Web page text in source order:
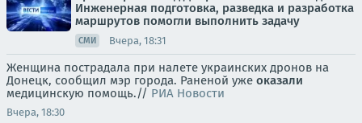
Инженерная подготовка, разведка и разработка
маршрутов помогли выполнить задачу
СМИ Вчера, 18:31
Женщина пострадала при налете украинских дронов на
Донецк, сообщил мэр города. Раненой уже оказали
медицинскую помощь.// РИА Новости
Вчера, 18:30